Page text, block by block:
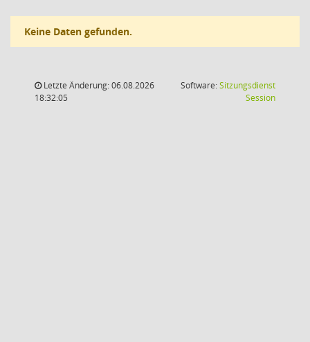
Keine Daten gefunden.
Letzte Änderung: 06.08.2026
18:32:05
Software:Sitzungsdienst
Session(Wird in